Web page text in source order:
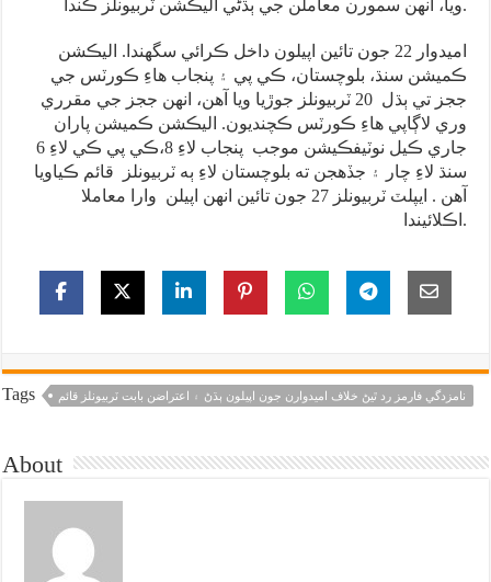
ويا، انهن سمورن معاملن جي ٻڌڻي اليڪشن ٽربيونلز ڪندا.
ڪميشن سنڌ، بلوچستان، ڪي پي ۽ پنجاب هاءِ ڪورٽس جي
ججز تي ٻڌل 20 ٽربيونلز جوڙيا ويا آهن، انهن ججز جي مقرري
وري لاڳاپي هاءِ ڪورٽس ڪچنديون. اليڪشن ڪميشن پاران
جاري ڪيل نوٽيفڪيشن موجب پنجاب لاءِ 8،ڪي پي ڪي لاءِ 6
سنڌ لاءِ چار ۽ جڏهجن ته بلوچستان لاءِ ٻه ٽربيونلز قائم ڪياويا
آهن . ايپلٽ ٽربيونلز 27 جون تائين انهن اپيلن وارا معاملا
اڪلائيندا.
Tags نامزدگي فارمز رد ٿيڻ خلاف اميدوارن جون اپيلون ٻڌڻ ۽ اعتراضن بابت ٽربيونلز قائم
About